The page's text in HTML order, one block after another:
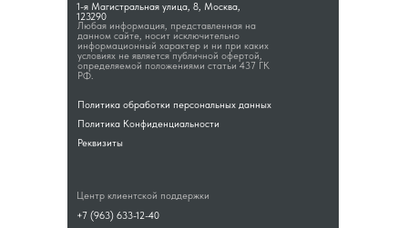
Любая информация, представленная на
данном сайте, носит исключительно
информационный характер и ни при каких
условиях не является публичной офертой,
определяемой положениями статьи 437 ГК
РФ.
1-я Магистральная улица, 8, Москва,
123290
Политика обработки персональных данных
Политика Конфиденциальности
Реквизиты
Центр клиентской поддержки
+7 (963) 633-12-40